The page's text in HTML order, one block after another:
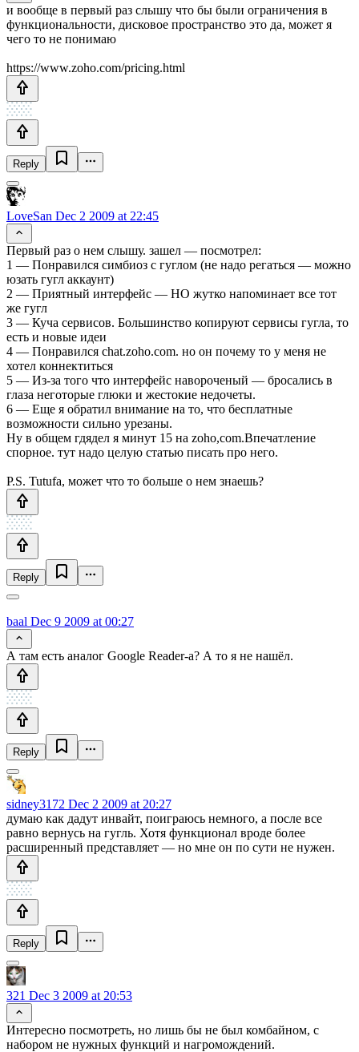
и вообще в первый раз слышу что бы были ограничения в
функциональности, дисковое пространство это да, может я
чего то не понимаю
https://www.zoho.com/pricing.html
Reply
LoveSan Dec 2 2009 at 22:45
Первый раз о нем слышу. зашел — посмотрел:
1 — Понравился симбиоз с гуглом (не надо регаться — можно
юзать гугл аккаунт)
2 — Приятный интерфейс — НО жутко напоминает все тот
же гугл
3 — Куча сервисов. Большинство копируют сервисы гугла, то
есть и новые идеи
4 — Понравился chat.zoho.com. но он почему то у меня не
хотел коннектиться
5 — Из-за того что интерфейс навороченый — бросались в
глаза неготорые глюки и жестокие недочеты.
6 — Еще я обратил внимание на то, что бесплатные
возможности сильно урезаны.
Ну в общем гдядел я минут 15 на zoho,com.Впечатление
спорное. тут надо целую статью писать про него.
P.S. Tutufa, может что то больше о нем знаешь?
Reply
baal Dec 9 2009 at 00:27
А там есть аналог Google Reader-а? А то я не нашёл.
Reply
sidney3172 Dec 2 2009 at 20:27
думаю как дадут инвайт, поиграюсь немного, а после все
равно вернусь на гугль. Хотя функционал вроде более
расширенный представляет — но мне он по сути не нужен.
Reply
321 Dec 3 2009 at 20:53
Интересно посмотреть, но лишь бы не был комбайном, с
набором не нужных функций и нагромождений.